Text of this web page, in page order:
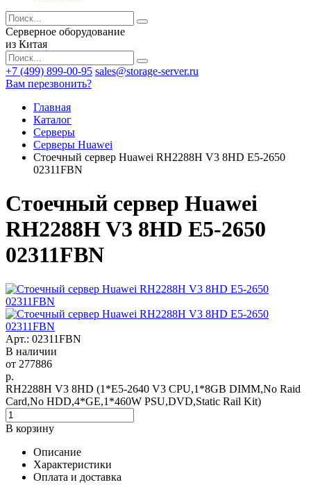
Серверное оборудование
из Китая
+7 (499) 899-00-95 sales@storage-server.ru
Вам перезвонить?
Главная
Каталог
Серверы
Серверы Huawei
Стоечный сервер Huawei RH2288H V3 8HD E5-2650
02311FBN
Стоечный сервер Huawei
RH2288H V3 8HD E5-2650
02311FBN
Арт.: 02311FBN
В наличии
от 277886
р.
RH2288H V3 8HD (1*E5-2640 V3 CPU,1*8GB DIMM,No Raid
Card,No HDD,4*GE,1*460W PSU,DVD,Static Rail Kit)
В корзину
Описание
Характеристики
Оплата и доставка